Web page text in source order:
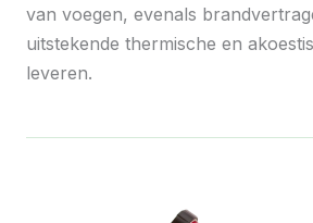
van voegen, evenals
uitstekende thermische en
leveren.